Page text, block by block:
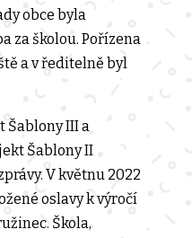
obce byla
za školou. Pořízena
a v ředitelně byl
Šablony III a
Šablony II
V květnu 2022
oslavy k výročí
Škola,